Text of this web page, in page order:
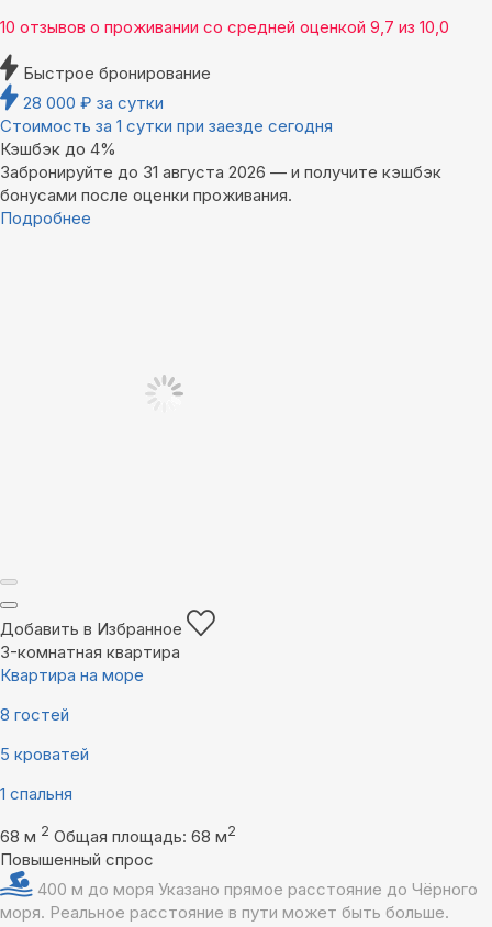
10 отзывов о проживании со средней оценкой 9,7 из 10,0
Быстрое бронирование
28 000 ₽ за сутки
Стоимость за 1 сутки при заезде сегодня
Кэшбэк до 4%
Забронируйте до 31 августа 2026 — и получите кэшбэк
бонусами после оценки проживания.
Подробнее
Добавить в Избранное
3-комнатная квартира
Квартира на море
8 гостей
5 кроватей
1 спальня
68 м 2 Общая площадь: 68 м2
Повышенный спрос
400 м до моря Указано прямое расстояние до Чёрного
моря. Реальное расстояние в пути может быть больше.